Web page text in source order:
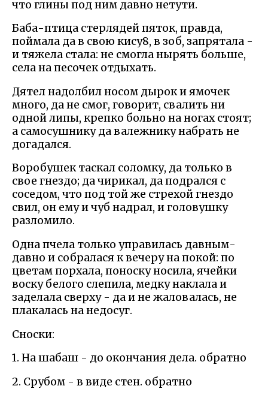
что глины под ним давно нетути.
Баба-птица стерлядей пяток, правда,
поймала да в свою кису8, в зоб, запрятала -
и тяжела стала: не смогла нырять больше,
села на песочек отдыхать.
Дятел надолбил носом дырок и ямочек
много, да не смог, говорит, свалить ни
одной липы, крепко больно на ногах стоят;
а самосушнику да валежнику набрать не
догадался.
Воробушек таскал соломку, да только в
свое гнездо; да чирикал, да подрался с
соседом, что под той же стрехой гнездо
свил, он ему и чуб надрал, и головушку
разломило.
Одна пчела только управилась давным-
давно и собралася к вечеру на покой: по
цветам порхала, поноску носила, ячейки
воску белого слепила, медку наклала и
заделала сверху - да и не жаловалась, не
плакалась на недосуг.
Сноски:
1. На шабаш - до окончания дела. обратно
2. Срубом - в виде стен. обратно